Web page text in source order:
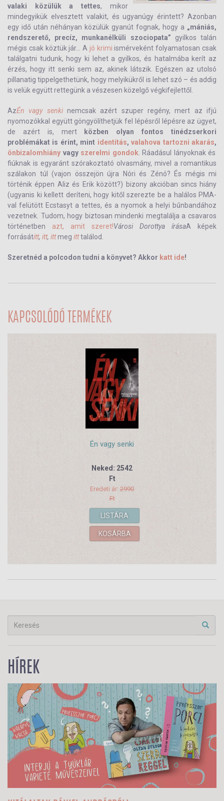
valaki közülük a tettes, mikor
mindegyikük elvesztett valakit, és ugyanúgy érintett? Azonban
egy idő után néhányan közülük gyanút fognak, hogy a „mániás,
rendszerető, precíz, munkanélküli szociopata” gyilkos talán
mégis csak köztük jár… A jó krimi ismérveként folyamatosan csak
találgatni tudunk, hogy ki lehet a gyilkos, és hatalmába kerít az
érzés, hogy itt senki sem az, akinek látszik. Egészen az utolsó
pillanatig tippelgethetünk, hogy melyikükről is lehet szó – és addig
is velük együtt rettegünk a vészesen közelgő végkifejlettől.
AzÉn vagy senkinemcsak azért szuper regény, mert az ifjú
nyomozókkal együtt göngyölíthetjük fel lépésről lépésre az ügyet,
de azért is, mert
közben olyan fontos tinédzserkori
problémákat is érint, mint identitás,valahova tartozni akarás,
önbizalomhiány vagy szerelmi gondok. Ráadásul lányoknak és
fiúknak is egyaránt szórakoztató olvasmány, mivel a romantikus
szálakon túl (vajon összejön újra Nóri és Zénó? És mégis mi
történik éppen Aliz és Erik között?) bizony akcióban sincs hiány
(ugyanis ki kellett deríteni, hogy kitől szerezte be a halálos PMA-
val felütött Ecstasyt a tettes, és a nyomok a helyi bűnbandához
vezetnek. Tudom, hogy biztosan mindenki megtalálja a csavaros
történetben azt, amit szeret!Városi Dorottya írásaA képek
forrásátitt, itt, ittmeg itttalálod.
Szeretnéd a polcodon tudni a könyvet? Akkor katt ide!
KAPCSOLÓDÓ TERMÉKEK
Én vagy senki
Neked: 2542
Ft
Eredeti ár: 2990
Ft
LISTÁRA
KOSÁRBA
HÍREK